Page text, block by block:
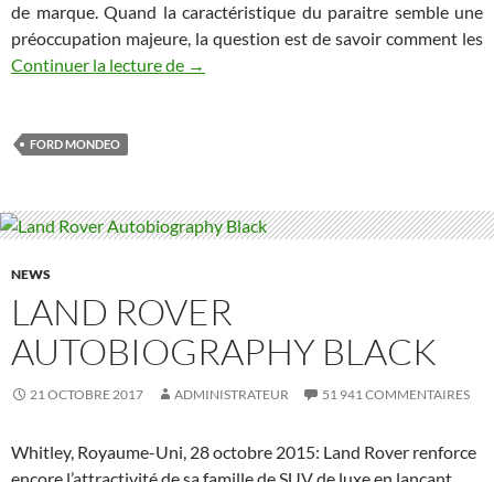
de marque. Quand la caractéristique du paraitre semble une
préoccupation majeure, la question est de savoir comment les
Continuer la lecture de Un 3 cylindres qui en vaut 6: essai de la
→
FORD MONDEO
NEWS
LAND ROVER
AUTOBIOGRAPHY BLACK
21 OCTOBRE 2017 ADMINISTRATEUR 51 941 COMMENTAIRES
Whitley, Royaume-Uni, 28 octobre 2015: Land Rover renforce